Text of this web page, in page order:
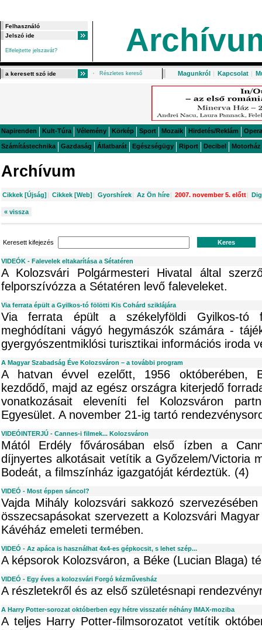
Elfelejtette jelszavát?
Részletes kereső Magunkról | Kapcsolat |
Napirenden Kult-Túra Vélemény Körkép Sport Mozaik Hirdetés/Reklám Opera
Számítástechnika Gazdaság Állatbarát Egészségügy Riport Decibel Motorház
Archívum
Cikkek [Újság] | Cikkek [Web] | Gyorshírek| Az Ön híre| 2007. november 5. előtt|
« vissza
Keresett kifejezés
VIDEÓK - Falevelek eltakarítása a Sétatéren
A Kolozsvári Polgármesteri Hivatal által
felporszívózza a Sétatéren levő faleveleket.
Via ferrata épült a Gyilkos-tó fölötti Kis Cohárd sziklájára
Via ferrata épült a székelyföldi Gyilkos-tó
meghódítani vágyó hegymászók számára -
gyergyószentmiklósi turisztikai információs iroda
A Magyar Szabadság Éve Kolozsváron – a további program
A hatvan évvel ezelőtt, 1956 októberében,
kezdődő, majd az egész országra kiterjedő
vonatkozásait eleveníti fel Kolozsváron
Egyesület. A november 21-ig tartó
VIDEÓINTERJÚ - Cannes-i filmek... Kolozsváron
Mától Erdély fővárosában első ízben a
díjnyertes alkotásait vetítik a Győzelem/Victoria
Bodeát, a filmszínház igazgatóját kérdeztük. (4)
VIDEÓ - Most éppen sáncol?
Vajda Mihály kolozsvári sakkozó
összecsapásokat szervezett a Kolozsvári
Kávéház emeleti termében.
VIDEÓ - Az apáca is használhat 4x4-es gépkocsit, s lehet szép...
A képsorok Kolozsváron, a Béke (Lucian Blaga)
VIDEÓ - Egy éves a kolozsvári Forgó kézművesház
A részletekről és az első születésnapi
A Harry Potter-sorozat októberben egy hétre visszatér néhány IMAX-moziba
A teljes Harry Potter-filmsorozatot vetítik